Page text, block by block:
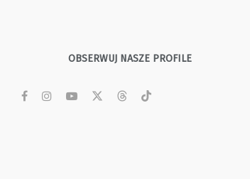
OBSERWUJ NASZE PROFILE